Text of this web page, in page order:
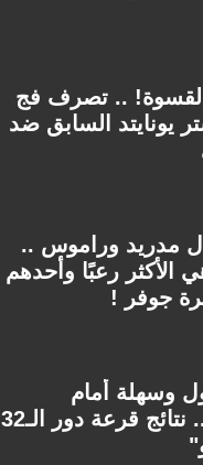
.. تصرف فج
يونايتد السابق ضد
مدريد وراموس ..
الأكثر رعبًا وأحدهم
جوفر !
وسهلة أمام
مانشستر سيتي .. نتائج قرعة دور الـ32